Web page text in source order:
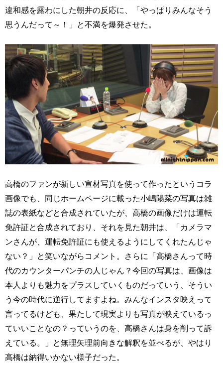
違和感を露わにした朝井の反応に、「やっぱりみんなそう
思うんだって～！」と不満を爆発させた。
高橋のファンが新しい宣材写真を使って作ったというコラ
画像でも、同じホームページに載った小嶋陽菜の写真は雑
誌の表紙などと合成されていたが、高橋の画像だけは運転
免許証と合成されており、それを見た朝井は、「カメラマ
ンさんが、運転免許証にも使えるようにしてくれたんじゃ
ない？」と笑いながらコメント。さらに「高橋さんって時
代のカウンターパンチの人じゃん？今回の写真は、画像は
本人よりも魅力をプラスしていくものだっていう、そうい
う今の時代に逆行してますよね。みんなインスタ映えって
言ってるけども、果たして現実よりも写真が映えているっ
ていいことなの？っていうのを、高橋さんは身を削って訴
えている。」と無理矢理前向きな解釈を並べるが、やはり
高橋は納得いかない様子だった。